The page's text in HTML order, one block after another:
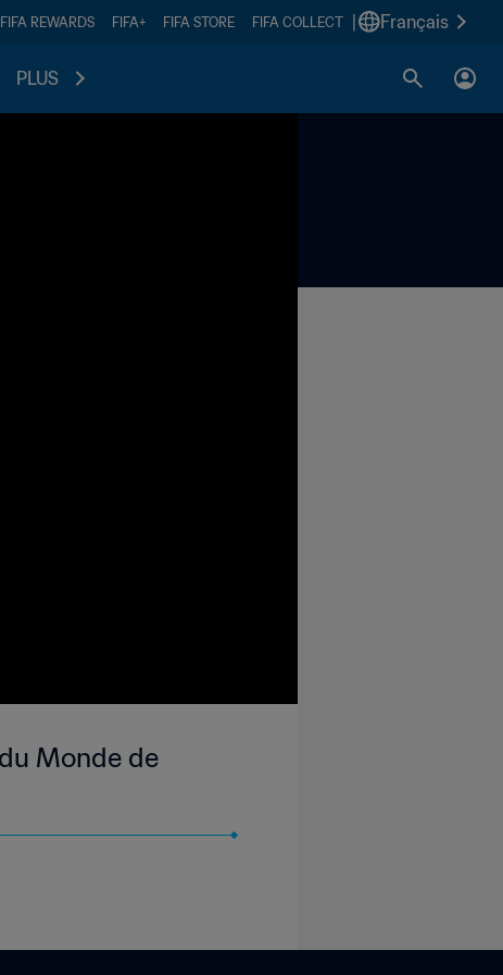
FIFA REWARDS FIFA+ FIFA STORE FIFA COLLECT Français
PLUS
Monde de